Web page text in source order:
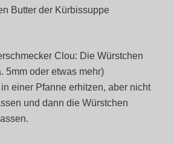
Butter der Kürbissuppe
Clou: Die Würstchen
5mm oder etwas mehr)
einer Pfanne erhitzen, aber nicht
und dann die Würstchen